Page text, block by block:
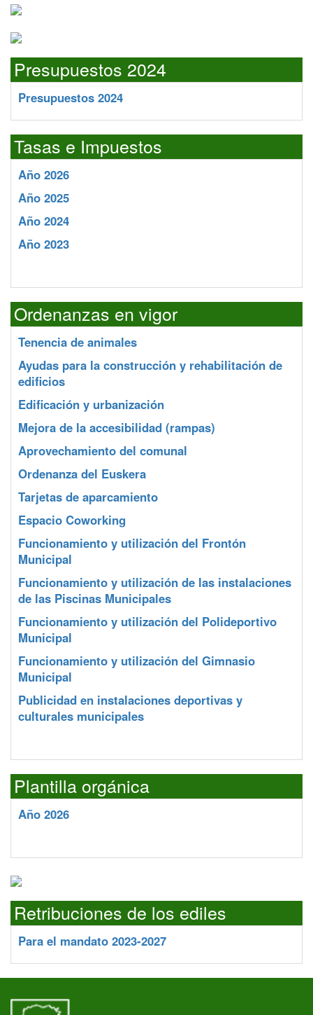
Presupuestos 2024
Presupuestos 2024
Tasas e Impuestos
Año 2026
Año 2025
Año 2024
Año 2023
Ordenanzas en vigor
Tenencia de animales
Ayudas para la construcción y rehabilitación de
edificios
Edificación y urbanización
Mejora de la accesibilidad (rampas)
Aprovechamiento del comunal
Ordenanza del Euskera
Tarjetas de aparcamiento
Espacio Coworking
Funcionamiento y utilización del Frontón
Municipal
Funcionamiento y utilización de las instalaciones
de las Piscinas Municipales
Funcionamiento y utilización del Polideportivo
Municipal
Funcionamiento y utilización del Gimnasio
Municipal
Publicidad en instalaciones deportivas y
culturales municipales
Plantilla orgánica
Año 2026
Retribuciones de los ediles
Para el mandato 2023-2027